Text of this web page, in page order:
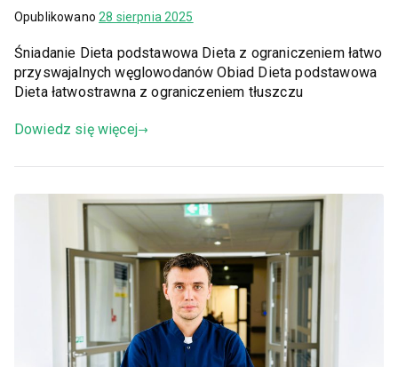
Opublikowano28 sierpnia 2025
Śniadanie Dieta podstawowa Dieta z ograniczeniem łatwo
przyswajalnych węglowodanów Obiad Dieta podstawowa
Dieta łatwostrawna z ograniczeniem tłuszczu
Dowiedz się więcej